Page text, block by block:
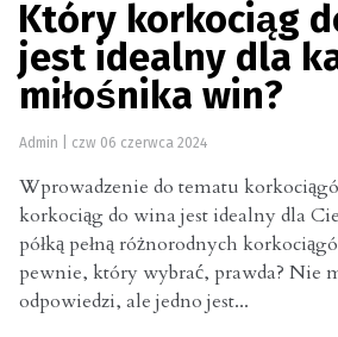
Który korkociąg
jest idealny dla
miłośnika win?
Admin czw 06 czerwca 2024
Wprowadzenie do tematu
korkociąg do wina jest idealny dla
półką pełną różnorodnych
pewnie, który wybrać, prawda? Nie
odpowiedzi, ale jedno jest...